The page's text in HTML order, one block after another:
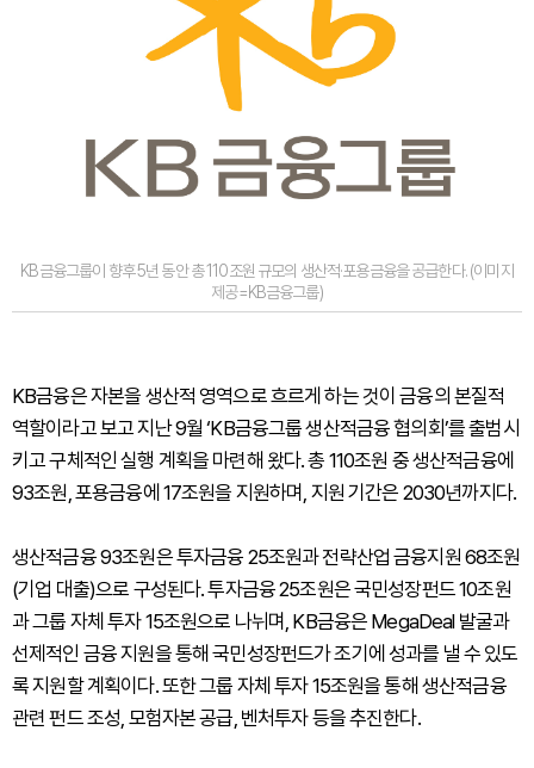
KB금융그룹이 향후 5년 동안 총 110조원 규모의 생산적·포용금융을 공급한다. (이미지
제공=KB금융그룹)
KB금융은 자본을 생산적 영역으로 흐르게 하는 것이 금융의 본질적
역할이라고 보고 지난 9월 ‘KB금융그룹 생산적금융 협의회’를 출범시
키고 구체적인 실행 계획을 마련해 왔다. 총 110조원 중 생산적금융에
93조원, 포용금융에 17조원을 지원하며, 지원 기간은 2030년까지다.
생산적금융 93조원은 투자금융 25조원과 전략산업 금융지원 68조원
(기업 대출)으로 구성된다. 투자금융 25조원은 국민성장펀드 10조원
과 그룹 자체 투자 15조원으로 나뉘며, KB금융은 MegaDeal 발굴과
선제적인 금융 지원을 통해 국민성장펀드가 조기에 성과를 낼 수 있도
록 지원할 계획이다. 또한 그룹 자체 투자 15조원을 통해 생산적금융
관련 펀드 조성, 모험자본 공급, 벤처투자 등을 추진한다.